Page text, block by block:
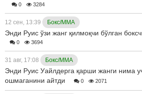
0 3284
12 сен, 13:39 Бокс/ММА
Энди Руис ўзи жанг қилмоқчи бўлган
0 3694
31 авг, 17:08 Бокс/ММА
Энди Руис Уайлдерга қарши жанги нима
ошмаганини айтди
0 2071